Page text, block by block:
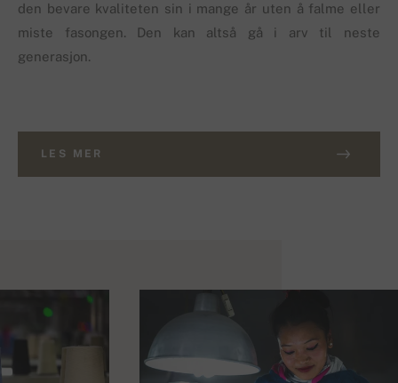
den bevare kvaliteten sin i mange år uten å falme eller
miste fasongen. Den kan altså gå i arv til neste
generasjon.
LES MER